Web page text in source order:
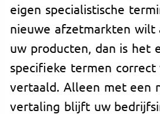
eigen specialistische
nieuwe afzetmarkten wilt
uw producten, dan is het
specifieke termen correct
vertaald. Alleen met een
vertaling blijft uw